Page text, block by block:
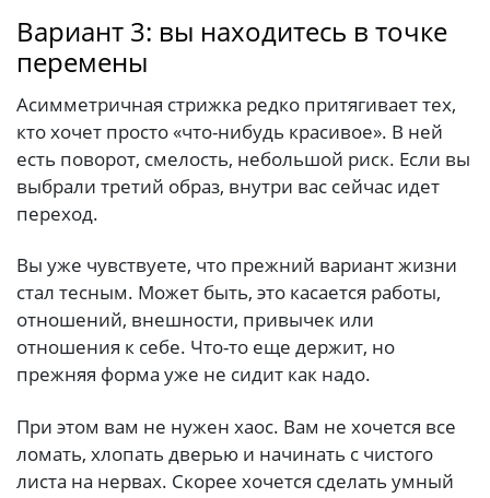
Вариант 3: вы находитесь в точке
перемены
Асимметричная стрижка редко притягивает тех,
кто хочет просто «что-нибудь красивое». В ней
есть поворот, смелость, небольшой риск. Если вы
выбрали третий образ, внутри вас сейчас идет
переход.
Вы уже чувствуете, что прежний вариант жизни
стал тесным. Может быть, это касается работы,
отношений, внешности, привычек или
отношения к себе. Что-то еще держит, но
прежняя форма уже не сидит как надо.
При этом вам не нужен хаос. Вам не хочется все
ломать, хлопать дверью и начинать с чистого
листа на нервах. Скорее хочется сделать умный